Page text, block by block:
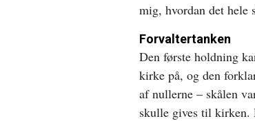
mig, hvordan det hele
Forvaltertanken
Den første holdning
kirke på, og den
af nullerne – skålen
skulle gives til kirken.